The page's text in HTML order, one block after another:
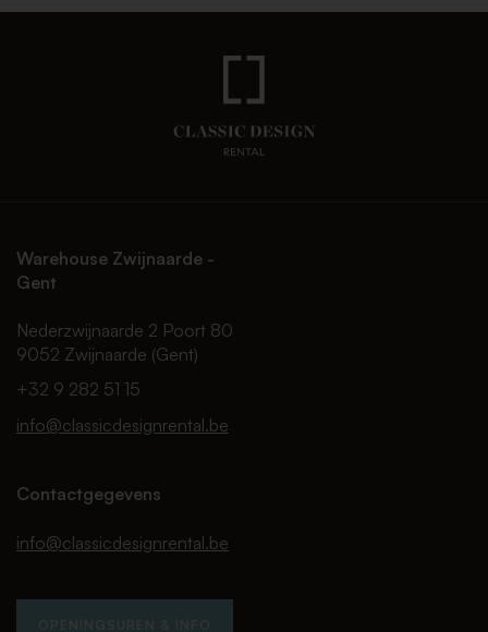
Warehouse Zwijnaarde -
Gent
Nederzwijnaarde 2 Poort 80
9052 Zwijnaarde (Gent)
+32 9 282 51 15
info@classicdesignrental.be
Contactgegevens
info@classicdesignrental.be
OPENINGSUREN & INFO